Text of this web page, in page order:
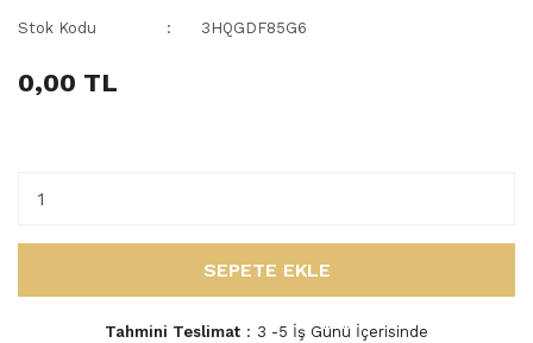
Stok Kodu 3HQGDF85G6
0,00 TL
SEPETE EKLE
Tahmini Teslimat 3 -5 İş Günü İçerisinde